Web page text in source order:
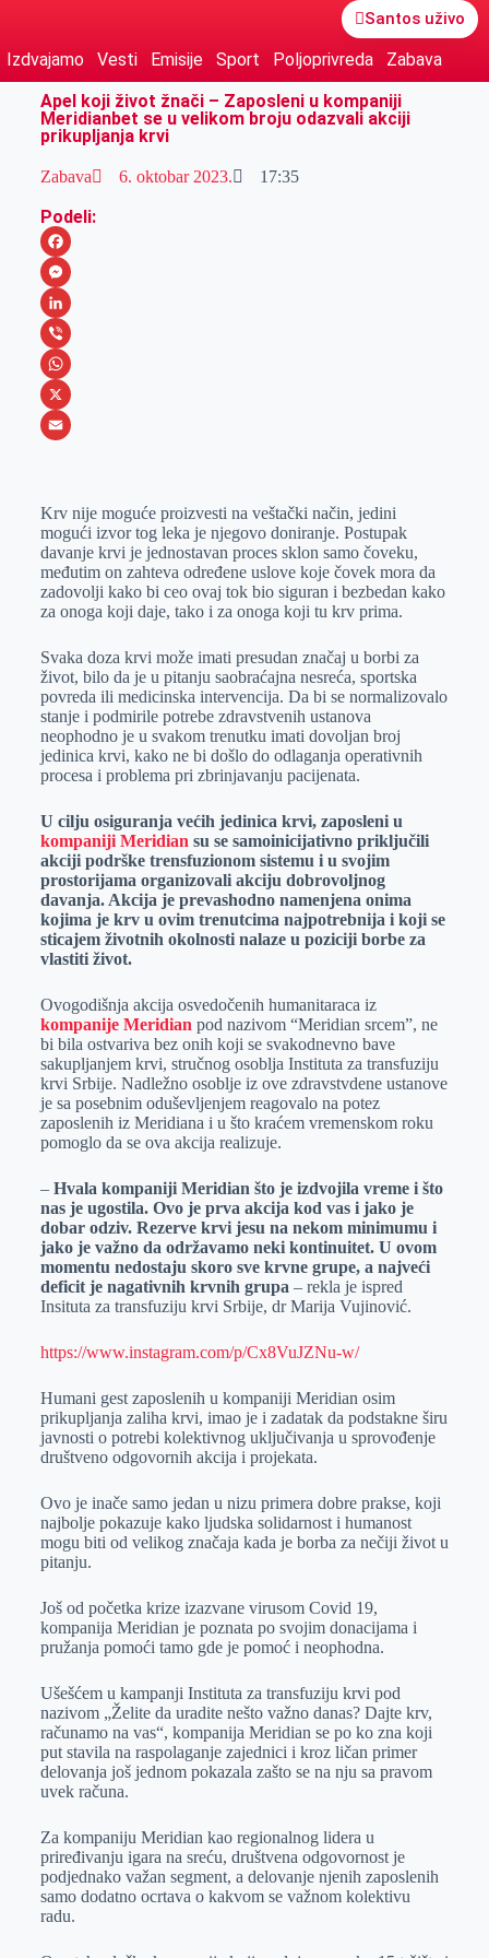
Santos uživo
Izdvajamo Vesti Emisije Sport Poljoprivreda
Zabava
Apel koji život žnači – Zaposleni u kompaniji
Meridianbet se u velikom broju odazvali akciji
prikupljanja krvi
Zabava 6. oktobar 2023. 17:35
Podeli:
F
a
c
e
b
o
M
e
s
s
e
e
r
L
i
n
k
I
n
V
i
b
W
h
s
A
p
p
X
a
i
l
Krv nije moguće proizvesti na veštački način, jedini
mogući izvor tog leka je njegovo doniranje. Postupak
davanje krvi je jednostavan proces sklon samo čoveku,
međutim on zahteva određene uslove koje čovek mora da
zadovolji kako bi ceo ovaj tok bio siguran i bezbedan kako
za onoga koji daje, tako i za onoga koji tu krv prima.
Svaka doza krvi može imati presudan značaj u borbi za
život, bilo da je u pitanju saobraćajna nesreća, sportska
povreda ili medicinska intervencija. Da bi se normalizovalo
stanje i podmirile potrebe zdravstvenih ustanova
neophodno je u svakom trenutku imati dovoljan broj
jedinica krvi, kako ne bi došlo do odlaganja operativnih
procesa i problema pri zbrinjavanju pacijenata.
U cilju osiguranja većih jedinica krvi, zaposleni u
kompaniji Meridian su se samoinicijativno priključili
akciji podrške trensfuzionom sistemu i u svojim
prostorijama organizovali akciju dobrovoljnog
davanja. Akcija je prevashodno namenjena onima
kojima je krv u ovim trenutcima najpotrebnija i koji se
sticajem životnih okolnosti nalaze u poziciji borbe za
vlastiti život.
Ovogodišnja akcija osvedočenih humanitaraca iz
kompanije Meridian pod nazivom “Meridian srcem”, ne
bi bila ostvariva bez onih koji se svakodnevno bave
sakupljanjem krvi, stručnog osoblja Instituta za transfuziju
krvi Srbije. Nadležno osoblje iz ove zdravstvdene ustanove
je sa posebnim oduševljenjem reagovalo na potez
zaposlenih iz Meridiana i u što kraćem vremenskom roku
pomoglo da se ova akcija realizuje.
– Hvala kompaniji Meridian što je izdvojila vreme i što
nas je ugostila. Ovo je prva akcija kod vas i jako je
dobar odziv. Rezerve krvi jesu na nekom minimumu i
jako je važno da održavamo neki kontinuitet. U ovom
momentu nedostaju skoro sve krvne grupe, a najveći
deficit je nagativnih krvnih grupa – rekla je ispred
Insituta za transfuziju krvi Srbije, dr Marija Vujinović.
https://www.instagram.com/p/Cx8VuJZNu-w/
Humani gest zaposlenih u kompaniji Meridian osim
prikupljanja zaliha krvi, imao je i zadatak da podstakne širu
javnosti o potrebi kolektivnog uključivanja u sprovođenje
društveno odgovornih akcija i projekata.
Ovo je inače samo jedan u nizu primera dobre prakse, koji
najbolje pokazuje kako ljudska solidarnost i humanost
mogu biti od velikog značaja kada je borba za nečiji život u
pitanju.
Još od početka krize izazvane virusom Covid 19,
kompanija Meridian je poznata po svojim donacijama i
pružanja pomoći tamo gde je pomoć i neophodna.
Ušešćem u kampanji Instituta za transfuziju krvi pod
nazivom „Želite da uradite nešto važno danas? Dajte krv,
računamo na vas“, kompanija Meridian se po ko zna koji
put stavila na raspolaganje zajednici i kroz ličan primer
delovanja još jednom pokazala zašto se na nju sa pravom
uvek računa.
Za kompaniju Meridian kao regionalnog lidera u
priređivanju igara na sreću, društvena odgovornost je
podjednako važan segment, a delovanje njenih zaposlenih
samo dodatno ocrtava o kakvom se važnom kolektivu
radu.